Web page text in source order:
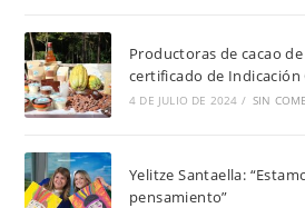
Productoras de cacao
certificado de Indicación
4 DE JULIO DE 2024 / SIN
Yelitze Santaella:
pensamiento”